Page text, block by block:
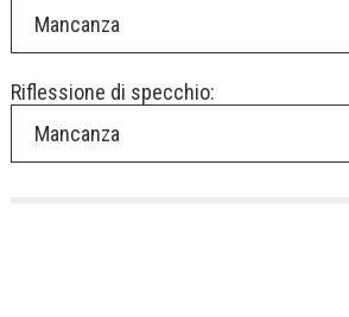
Mancanza
Riflessione di specchio:
Mancanza